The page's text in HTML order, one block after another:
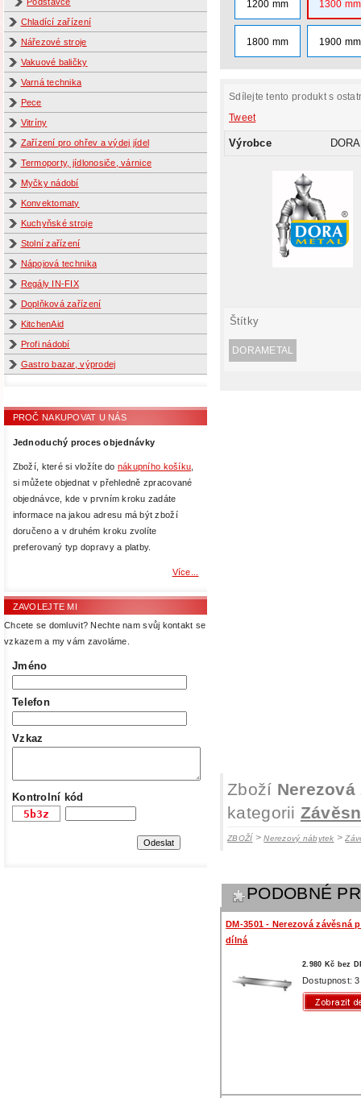
Chladící zařízení
Nářezové stroje
Vakuové baličky
Varná technika
Pece
Vitríny
Zařízení pro ohřev a výdej jídel
Termoporty, jídlonosiče, várnice
Myčky nádobí
Konvektomaty
Kuchyňské stroje
Stolní zařízení
Nápojová technika
Regály IN-FIX
Doplňková zařízení
KitchenAid
Profi nádobí
Gastro bazar, výprodej
PROČ NAKUPOVAT U NÁS
Jednoduchý proces objednávky
Zboží, které si vložíte do nákupního košíku,
si můžete objednat v přehledně zpracované
objednávce, kde v prvním kroku zadáte
informace na jakou adresu má být zboží
doručeno a v druhém kroku zvolíte
preferovaný typ dopravy a platby.
Více...
ZAVOLEJTE MI
Chcete se domluvit? Nechte nam svůj kontakt se
vzkazem a my vám zavoláme.
Jméno
Telefon
Vzkaz
Kontrolní kód
1200 mm 1300 mm
1800 mm 1900 mm
Sdílejte tento produkt s
Tweet
Výrobce
Štítky
DORAMETAL
Zboží
kategorii
ZBOŽÍ>Nerezový nábytek >
PODOBNÉ
DM-3501 - Nerezová závěsná
dílná
2.980 Kč bez
Dostupnost: